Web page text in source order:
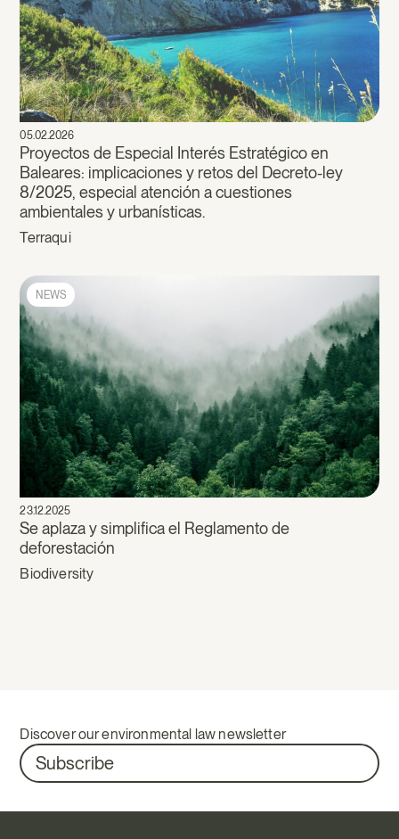
05.02.2026
Proyectos de Especial Interés Estratégico en
Baleares: implicaciones y retos del Decreto-ley
8/2025, especial atención a cuestiones
ambientales y urbanísticas.
Terraqui
NEWS
23.12.2025
Se aplaza y simplifica el Reglamento de
deforestación
Biodiversity
Discover our environmental law newsletter
Subscribe